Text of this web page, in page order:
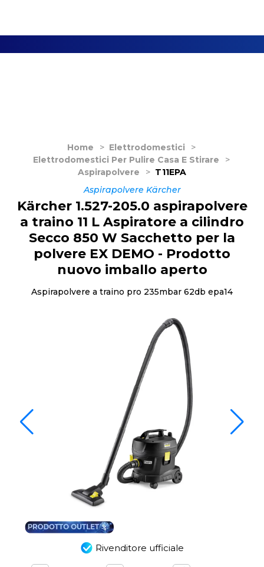
Home > Elettrodomestici
>
Elettrodomestici Per Pulire Casa E Stirare
>
Aspirapolvere
> T11EPA
Aspirapolvere Kärcher
Rivenditore ufficiale
Kärcher 1.527-205.0 aspirapolvere
a traino 11 L Aspiratore a cilindro
Secco 850 W Sacchetto per la
polvere EX DEMO - Prodotto
nuovo imballo aperto
Aspirapolvere a traino pro 235mbar 62db epa14